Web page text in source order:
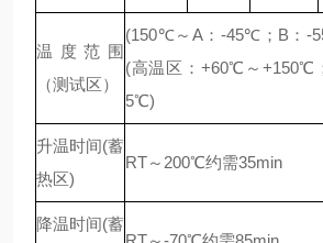
温度范围
（测试区）
(150℃～ A： -45℃ ； B ： -
(高温区： +60℃ ～ +150℃
5℃)
升温时间(蓄
热区)
RT～200℃约需35min
降温时间(蓄